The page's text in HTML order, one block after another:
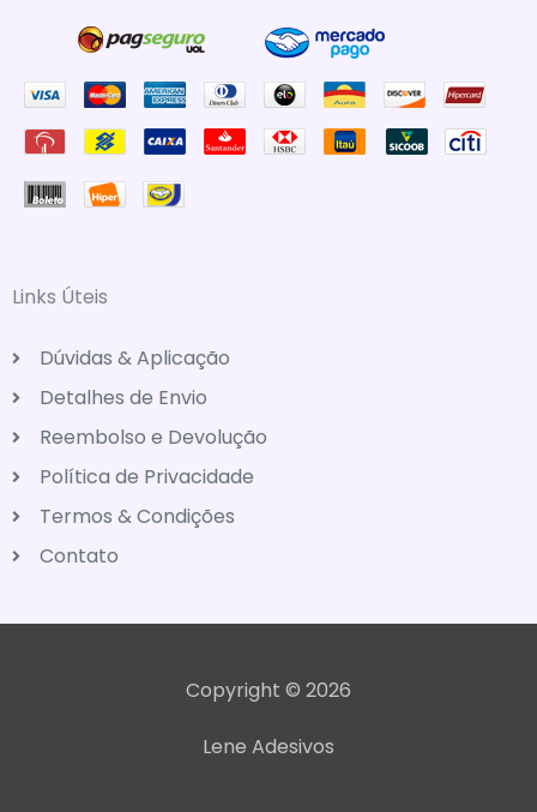
Links Úteis
Dúvidas & Aplicação
Detalhes de Envio
Reembolso e Devolução
Política de Privacidade
Termos & Condições
Contato
Copyright © 2026
Lene Adesivos